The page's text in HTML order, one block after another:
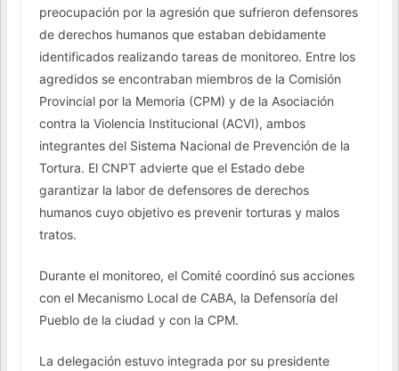
preocupación por la agresión que sufrieron defensores
de derechos humanos que estaban debidamente
identificados realizando tareas de monitoreo. Entre los
agredidos se encontraban miembros de la Comisión
Provincial por la Memoria (CPM) y de la Asociación
contra la Violencia Institucional (ACVI), ambos
integrantes del Sistema Nacional de Prevención de la
Tortura. El CNPT advierte que el Estado debe
garantizar la labor de defensores de derechos
humanos cuyo objetivo es prevenir torturas y malos
tratos.
Durante el monitoreo, el Comité coordinó sus acciones
con el Mecanismo Local de CABA, la Defensoría del
Pueblo de la ciudad y con la CPM.
La delegación estuvo integrada por su presidente